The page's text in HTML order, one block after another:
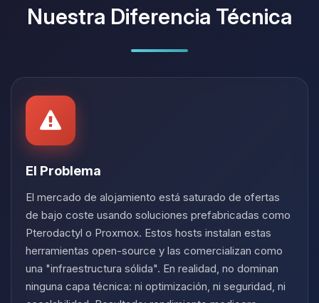
Nuestra Diferencia Técnica
El Problema
El mercado de alojamiento está saturado de ofertas
de bajo coste usando soluciones prefabricadas como
Pterodactyl o Proxmox. Estos hosts instalan estas
herramientas open-source y las comercializan como
una "infraestructura sólida". En realidad, no dominan
ninguna capa técnica: ni optimización, ni seguridad, ni
08/08/2026 15:10